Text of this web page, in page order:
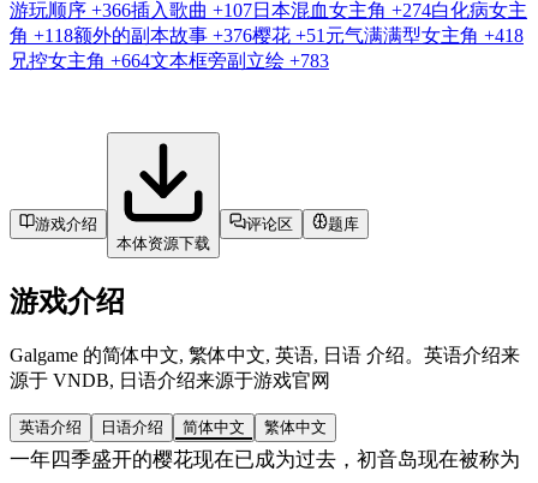
游玩顺序 +366插入歌曲 +107日本混血女主角 +274白化病女主
角 +118额外的副本故事 +376樱花 +51 元气满满型女主角 +418
兄控女主角 +664文本框旁副立绘 +783
游戏介绍
本体资源下载
评论区 题库
游戏介绍
Galgame 的简体中文, 繁体中文, 英语, 日语 介绍。英语介绍来
源于 VNDB, 日语介绍来源于游戏官网
英语介绍 日语介绍 简体中文 繁体中文
一年四季盛开的樱花现在已成为过去，初音岛现在被称为